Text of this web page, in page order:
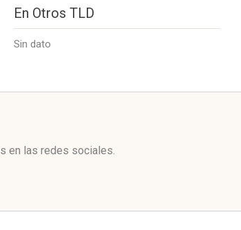
En Otros TLD
Sin dato
en las redes sociales.